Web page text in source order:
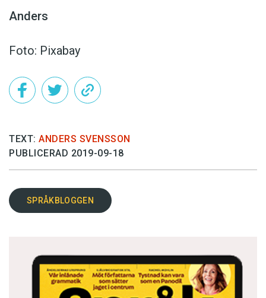
Anders
Foto: Pixabay
TEXT: ANDERS SVENSSON
PUBLICERAD 2019-09-18
SPRÅKBLOGGEN